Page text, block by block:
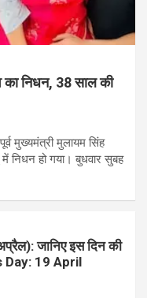
का निधन, 38 साल की
मुख्यमंत्री मुलायम सिंह
निधन हो गया। बुधवार सुबह
जानिए इस दिन की
Day: 19 April